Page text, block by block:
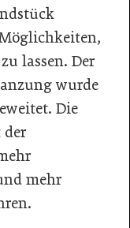
lassen. Der
wurde
Die
mehr